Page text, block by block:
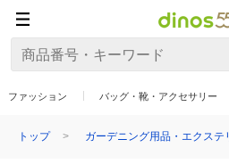
ファッション バッグ・靴・アクセサリー
トップ ガーデニング用品・エクステ